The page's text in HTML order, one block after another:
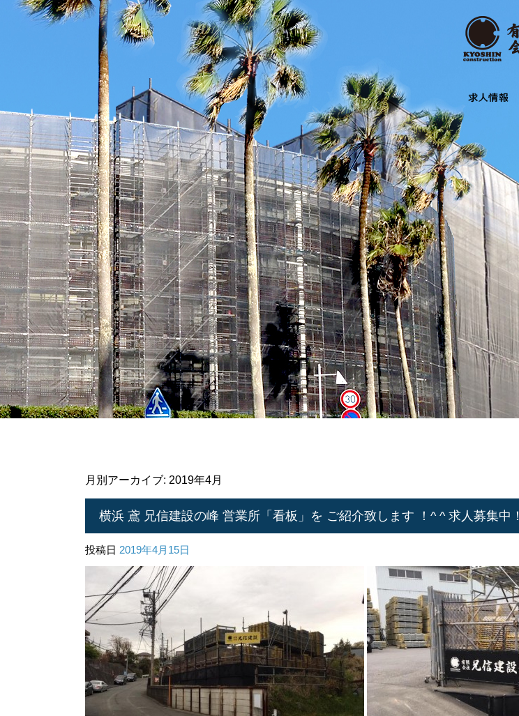
月別アーカイブ: 2019年4月
横浜 鳶 兄信建設の峰 営業所「看板」を ご紹介致します ！^ ^ 求人募集中！
投稿日 2019年4月15日